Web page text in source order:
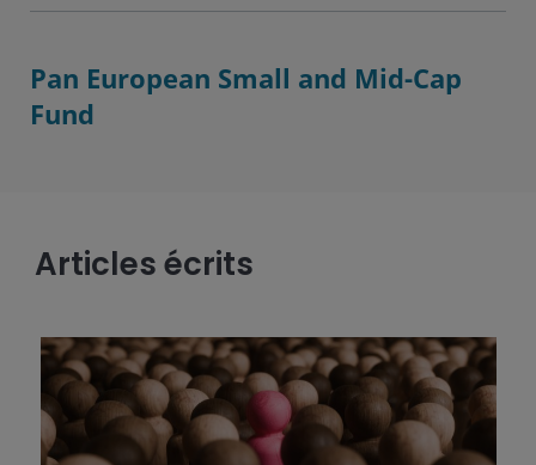
Pan European Small and Mid-Cap
Fund
Articles écrits